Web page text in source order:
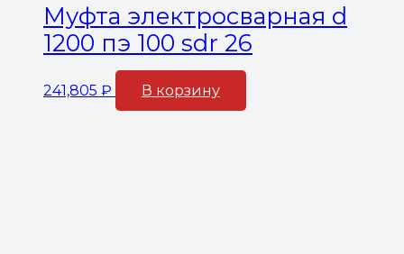
Муфта электросварная d
1200 пэ 100 sdr 26
241,805 ₽ В корзину